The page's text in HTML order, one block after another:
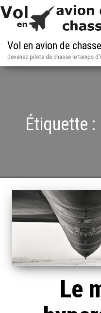
Vol en avion de chasse
Devenez pilote de chasse le temps
Étiquette :
Le